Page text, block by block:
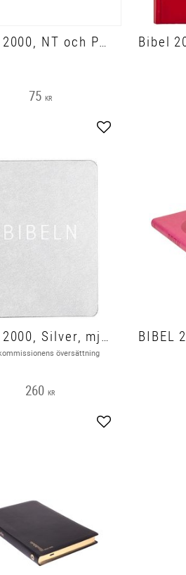
Bibel 2000, NT och PS, storstil, svart, hårdpärm, 247x170x18 mm
75 KR
Lägg till i favoriter
Bibel 2000, Silver, mjukband, 185x135x40mm
översättning
260 KR
Lägg till i favoriter